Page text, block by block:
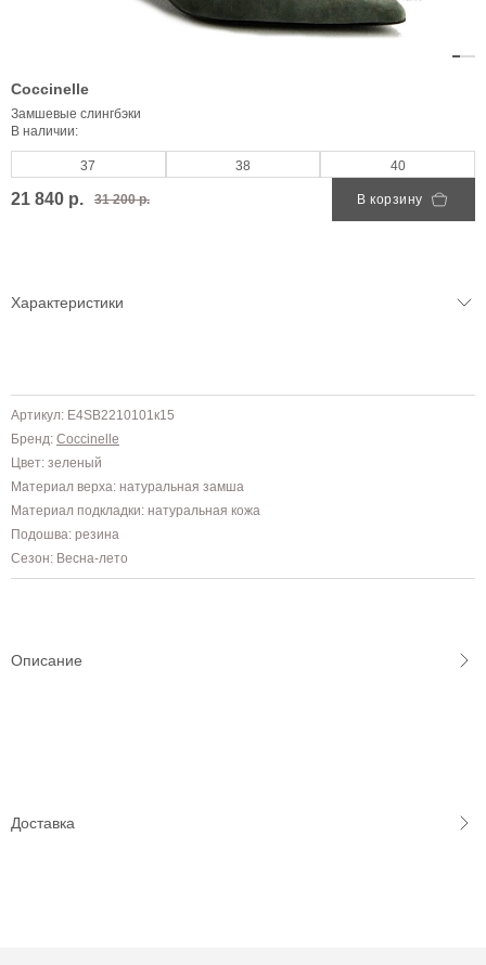
Coccinelle
Замшевые слингбэки
В наличии:
37 38 40
21 840 р. 31 200 р. В корзину
Характеристики
Артикул: E4SB2210101к15
Бренд: Coccinelle
Цвет: зеленый
Материал верха: натуральная замша
Материал подкладки: натуральная кожа
Подошва: резина
Сезон: Весна-лето
Описание
Доставка